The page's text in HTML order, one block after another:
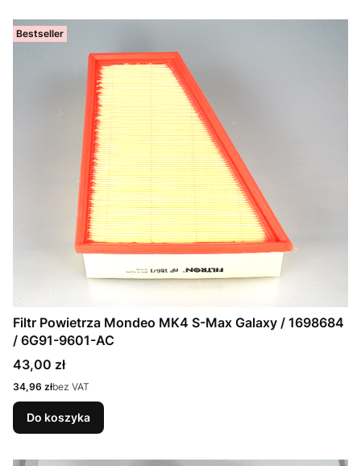
Bestseller
Filtr Powietrza Mondeo MK4 S-Max Galaxy / 1698684
/ 6G91-9601-AC
Cena
43,00 zł
Cena
34,96 złbez VAT
Do koszyka